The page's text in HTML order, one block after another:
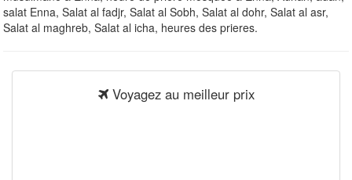
salat Enna, Salat al fadjr, Salat al Sobh, Salat al dohr, Salat al asr,
Salat al maghreb, Salat al icha, heures des prieres.
Voyagez au meilleur prix